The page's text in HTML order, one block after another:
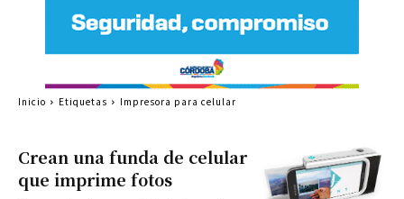
Crean una funda de celular
que imprime fotos
Inicio Etiquetas Impresora para celular